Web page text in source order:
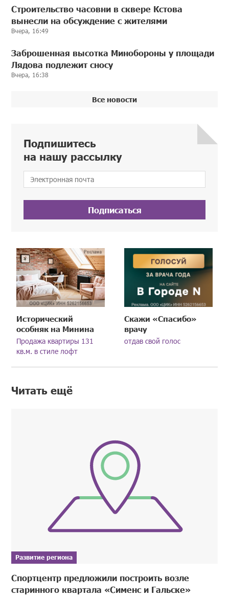
Строительство часовни в сквере Кстова
вынесли на обсуждение с жителями
Вчера, 16:49
Заброшенная высотка Минобороны у площади
Лядова подлежит сносу
Вчера, 16:38
Все новости
Подпишитесь
на нашу рассылку
Подписаться
Исторический
особняк на Минина
Продажа квартиры 131
кв.м. в стиле лофт
Скажи «Спасибо»
врачу
отдав свой голос
Читать ещё
Развитие региона
Спортцентр предложили построить возле
старинного квартала «Сименс и Гальске»